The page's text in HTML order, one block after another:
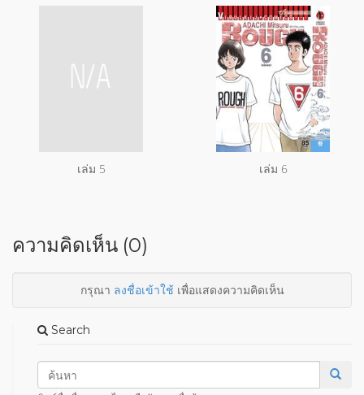
เล่ม 5 เล่ม 6
ความคิดเห็น (0)
กรุณา ลงชื่อเข้าใช้เพื่อแสดงความคิดเห็น
Search